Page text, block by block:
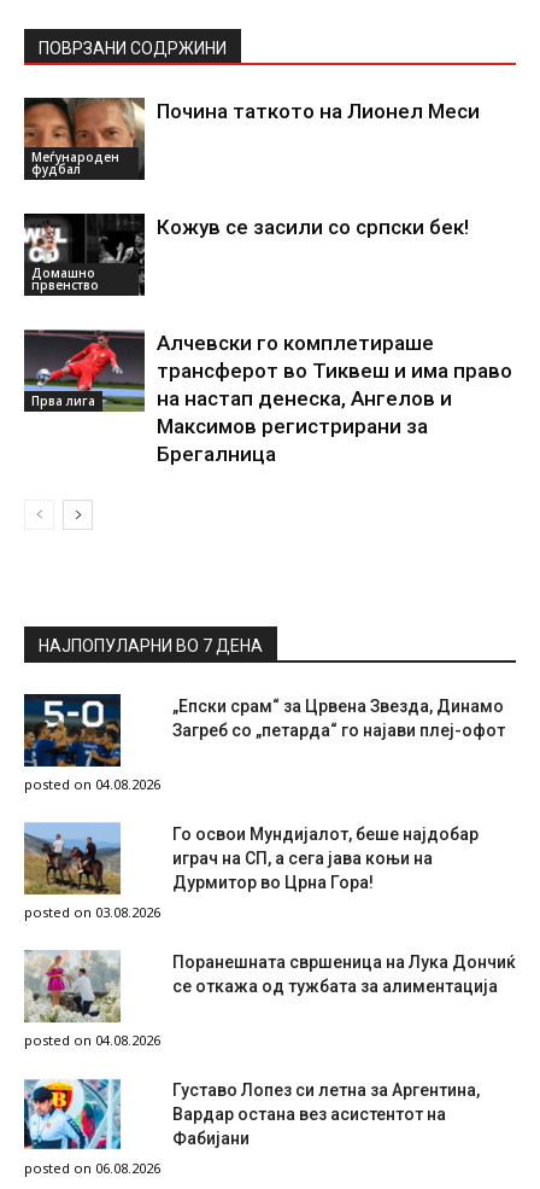
ПОВРЗАНИ СОДРЖИНИ
Меѓународен
фудбал
Почина таткото на Лионел Меси
Домашно
првенство
Кожув се засили со српски бек!
Прва лига
Алчевски го комплетираше
трансферот во Тиквеш и има право
на настап денеска, Ангелов и
Максимов регистрирани за
Брегалница
НАЈПОПУЛАРНИ ВО 7 ДЕНА
„Епски срам“ за Црвена Звезда, Динамо
Загреб со „петарда“ го најави плеј-офот
posted on 04.08.2026
Го освои Мундијалот, беше најдобар
играч на СП, а сега јава коњи на
Дурмитор во Црна Гора!
posted on 03.08.2026
Поранешната свршеница на Лука Дончиќ
се откажа од тужбата за алиментација
posted on 04.08.2026
Густаво Лопез си летна за Аргентина,
Вардар остана вез асистентот на
Фабијани
posted on 06.08.2026